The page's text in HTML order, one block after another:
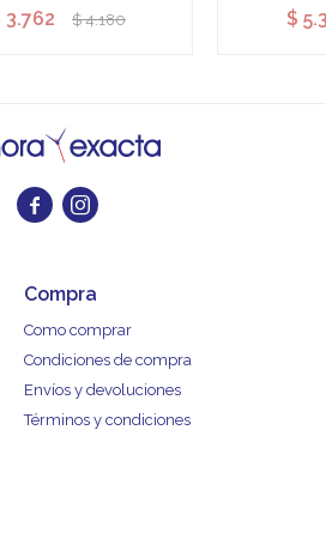
3.762 $ 4.180 $
 
Compra
Como comprar
Condiciones de compra
Envíos y devoluciones
Términos y condiciones